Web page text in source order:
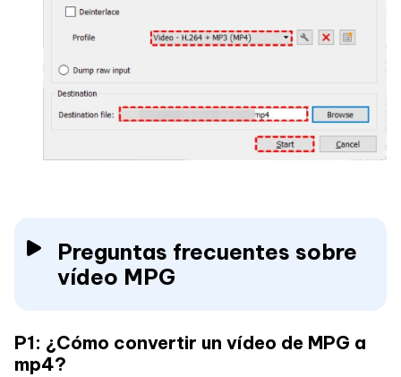
Preguntas frecuentes sobre
vídeo MPG
P1: ¿Cómo convertir un vídeo de MPG a
mp4?